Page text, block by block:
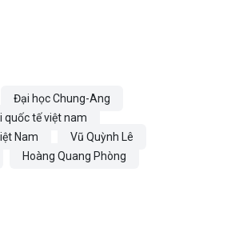
Nam
Vũ Quỳnh Lê
Hoàng Quang Phòng